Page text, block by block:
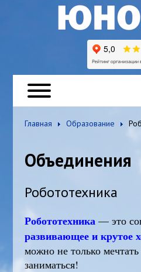
Главная Образование
Объединения
Робототехника
Робототехника — это
развивающее и крутое
можно не только
заниматься!